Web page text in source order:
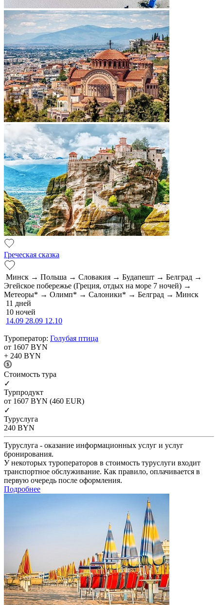
Греческая сказка
Минск → Польша → Словакия → Будапешт → Белград →
Эгейское побережье (Греция, отдых на море 7 ночей) →
Метеоры* → Олимп* → Салоники* → Белград → Минск
11 дней
10 ночей
14.09 28.09 12.10
Туроператор: Голубая птица
от 1607 BYN
+ 240 BYN
Cтоимость тура
✓
Турпродукт
от 1607 BYN (460 EUR)
✓
Туруслуга
240 BYN
Туруслуга - оказание информационных услуг и услуг
бронирования.
У некоторых туроператоров в стоимость туруслуги входит
транспортное обслуживание. Как правило, оплачивается в
первую очередь после оформления.
Подробнее